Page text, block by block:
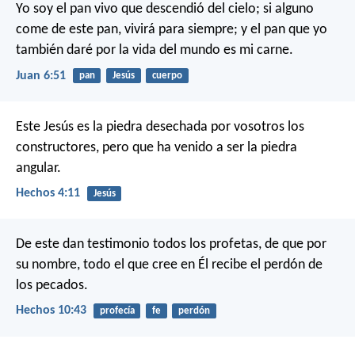
Yo soy el pan vivo que descendió del cielo; si alguno
come de este pan, vivirá para siempre; y el pan que yo
también daré por la vida del mundo es mi carne.
Juan 6:51 pan Jesús cuerpo
Este Jesús es la piedra desechada por vosotros los
constructores, pero que ha venido a ser la piedra
angular.
Hechos 4:11 Jesús
De este dan testimonio todos los profetas, de que por
su nombre, todo el que cree en Él recibe el perdón de
los pecados.
Hechos 10:43 profecía fe perdón